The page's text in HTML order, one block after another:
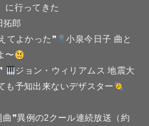
に行ってきた
拓郎
てよかった❞
小泉今日子 曲と
〜
ジョン・ウィリアムス 地震大
も予知出来ないデザスター
曲❞異例の2クール連続放送（約